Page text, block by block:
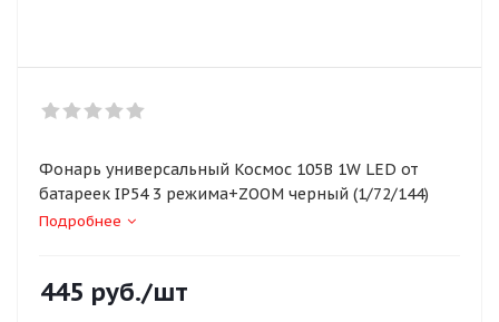
Фонарь универсальный Космос 105B 1W LED от
батареек IP54 3 режима+ZOOM черный (1/72/144)
Подробнее
445 руб./шт